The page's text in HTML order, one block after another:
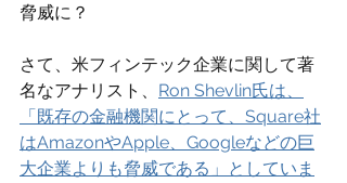
脅威に？
さて、米フィンテック企業に関して著
名なアナリスト、 Ron Shevlin氏は、
「既存の金融機関にとって、Square社
はAmazonやApple、Googleなどの巨
大企業よりも脅威である」としていま